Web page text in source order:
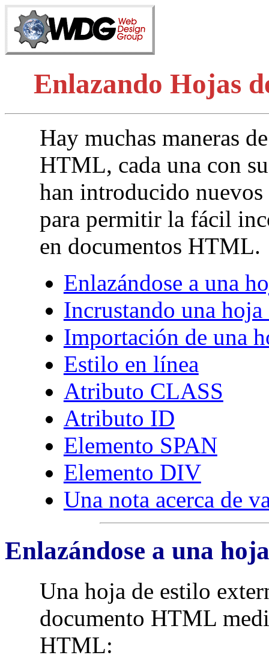
Enlazando Hojas
Hay muchas maneras
HTML, cada una con
han introducido
para permitir la fácil
en documentos HTML.
Enlazándose a una
Incrustando una
Importación de una
Estilo en línea
Atributo CLASS
Atributo ID
Elemento SPAN
Elemento DIV
Una nota acerca de
Enlazándose a una
Una hoja de estilo
documento HTML
HTML: